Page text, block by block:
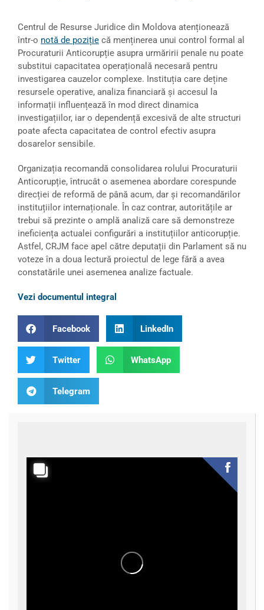
Centrul de Resurse Juridice din Moldova atenționează
într-o notă de poziție că menținerea unui control formal al
Procuraturii Anticorupție asupra urmăririi penale nu poate
substitui capacitatea operațională necesară pentru
investigarea cauzelor complexe. Instituția care deține
resursele operative, analiza financiară și accesul la
informații influențează în mod direct dinamica
investigațiilor, iar o dependență excesivă de alte structuri
poate afecta capacitatea de control efectiv asupra
dosarelor sensibile.
Organizația recomandă consolidarea rolului Procuraturii
Anticorupție, întrucât o asemenea abordare corespunde
direcției de reformă de până acum, dar și recomandărilor
instituțiilor internaționale. În caz contrar, autoritățile ar
trebui să prezinte o amplă analiză care să demonstreze
ineficiența actualei configurări a instituțiilor anticorupție.
Astfel, CRJM face apel către deputații din Parlament să nu
voteze în a doua lectură proiectul de lege fără a avea
constatările unei asemenea analize factuale.
Vezi documentul integral
Facebook LinkedIn
Twitter WhatsApp
Telegram